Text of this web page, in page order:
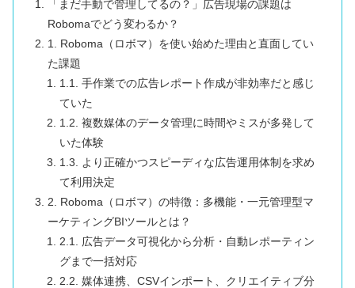
「まだ手動で管理してるの？」広告現場の課題は
Robomaでどう変わるか？
1. Roboma（ロボマ）を使い始めた理由と直面してい
た課題
1.1. 手作業での広告レポート作成が非効率だと感じ
ていた
1.2. 複数媒体のデータ管理に時間やミスが多発して
いた体験
1.3. より正確かつスピーディな広告運用体制を求め
て利用決定
2. Roboma（ロボマ）の特徴：多機能・一元管理型マ
ーケティングBIツールとは？
2.1. 広告データ可視化から分析・自動レポーティン
グまで一括対応
2.2. 媒体連携、CSVインポート、クリエイティブ分